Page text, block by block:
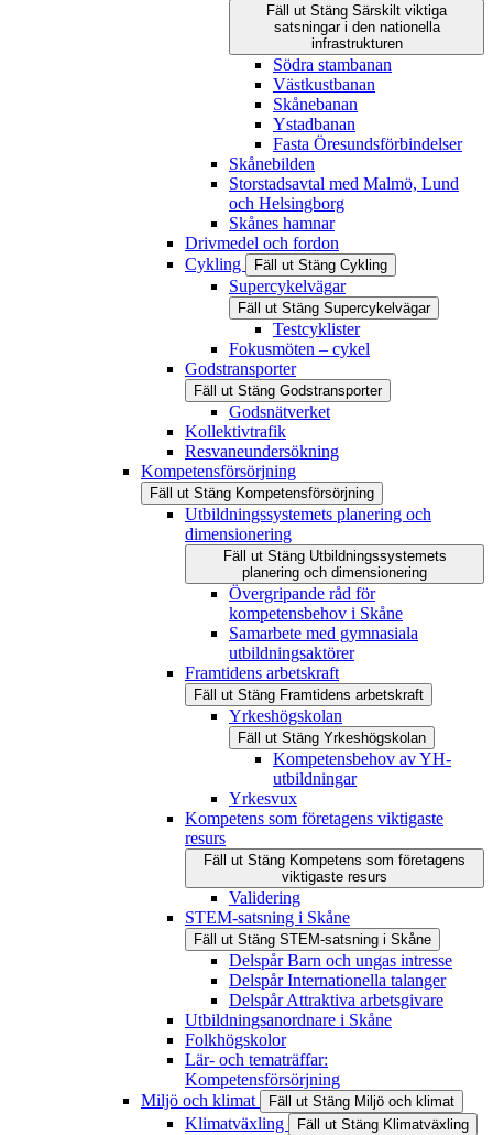
Fäll ut Stäng Särskilt viktiga
satsningar i den nationella
infrastrukturen
Södra stambanan
Västkustbanan
Skånebanan
Ystadbanan
Fasta Öresundsförbindelser
Skånebilden
Storstadsavtal med Malmö, Lund
och Helsingborg
Skånes hamnar
Drivmedel och fordon
Cykling
Fäll ut Stäng Cykling
Supercykelvägar
Fäll ut Stäng Supercykelvägar
Testcyklister
Fokusmöten – cykel
Godstransporter
Fäll ut Stäng Godstransporter
Godsnätverket
Kollektivtrafik
Resvaneundersökning
Kompetensförsörjning
Fäll ut Stäng Kompetensförsörjning
Utbildningssystemets planering och
dimensionering
Fäll ut Stäng Utbildningssystemets
planering och dimensionering
Övergripande råd för
kompetensbehov i Skåne
Samarbete med gymnasiala
utbildningsaktörer
Framtidens arbetskraft
Fäll ut Stäng Framtidens arbetskraft
Yrkeshögskolan
Fäll ut Stäng Yrkeshögskolan
Kompetensbehov av YH-
utbildningar
Yrkesvux
Kompetens som företagens viktigaste
resurs
Fäll ut Stäng Kompetens som företagens
viktigaste resurs
Validering
STEM-satsning i Skåne
Fäll ut Stäng STEM-satsning i Skåne
Delspår Barn och ungas intresse
Delspår Internationella talanger
Delspår Attraktiva arbetsgivare
Utbildningsanordnare i Skåne
Folkhögskolor
Lär- och tematräffar:
Kompetensförsörjning
Miljö och klimat
Fäll ut Stäng Miljö och klimat
Klimatväxling Fäll ut Stäng Klimatväxling